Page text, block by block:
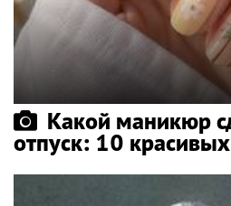
Какой маникюр
отпуск: 10